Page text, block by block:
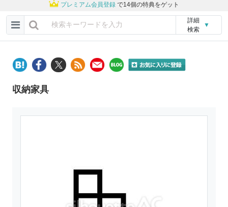
プレミアム会員登録 で14個の特典をゲット
詳細
検索
▼
収納家具